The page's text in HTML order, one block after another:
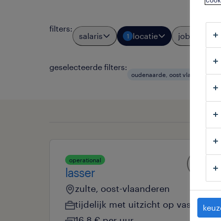
filters:
salaris 1 locatie jobtypes
geselecteerde filters:
oudenaarde, oost vlaanderen
operational
lasser
zulte, oost-vlaanderen
tijdelijk met uitzicht op vast